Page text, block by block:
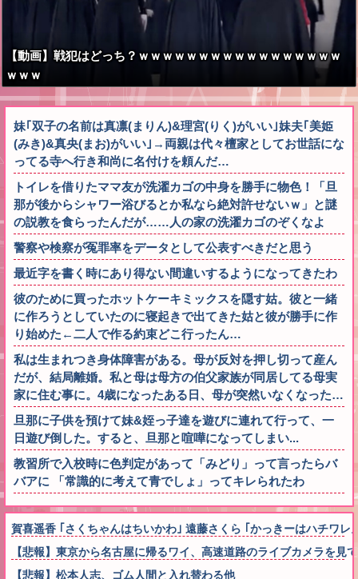
【動画】戦犯はどっち？ｗｗｗｗｗｗｗｗｗｗｗｗｗｗｗｗｗ
ｗｗｗ
妹｢双子の名前は真凛(まりん)&理宮(りく)がいい｣妹夫｢美姫
(みき)&真央(まお)がいい｣→両親は代々檀家としてお世話にな
ってる寺へ行き和尚に名付けを頼んだ…
トイレを借りたママ友が洗濯カゴの中身を勝手に物色！「旦
那が後からシャワー浴びるとか私なら絶対許せないｗ」と謎
の説教を食らったんだが……人の家の洗濯カゴのぞくなよ
警察や検察が冤罪率をデータとして公表すべきだと思う
最近字を書く時にあり得ない間違いするようになってきたわ
彼のために買ったホットケーキミックスを隠す姑。彼と一緒
に作ろうとしていたのに寝起きで出てきた姑と彼が勝手に作
り始めた←二人で作る約束どこ行ったん…
私は生まれつき身体障害がある。母が反対を押し切って産ん
だが、結局離婚。私と母は母方の伯父家族が同居してる母実
家に住む事に。4歳になったある日、母が突然いなくなった…
旦那に子供を預けて妹&姪っ子達を遊びに連れて行って、一
日遊び倒した。すると、旦那と喧嘩になってしまい...
教習所で入校時に色判定があって「みどり」って言ったらバ
バアに 「常識的に考えて青でしょ」ってキレられたわ
賀喜遥香 ｢さくちゃんはちいかわ｣ 遠藤さくら ｢かっきーはハチワレ
【悲報】東京から名古屋に帰るワイ、高速道路のライブカメラを見
【悲報】松本人志、ゴム人間と入れ替わる他